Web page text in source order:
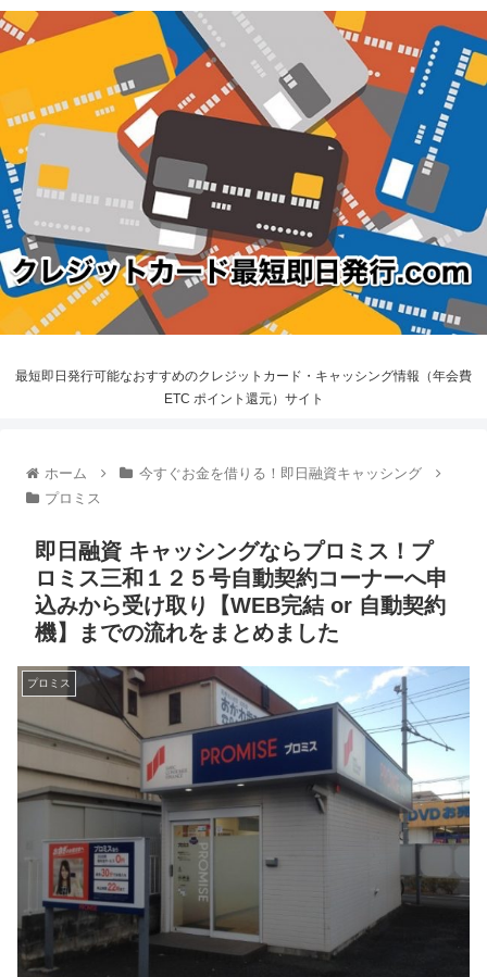
最短即日発行可能なおすすめのクレジットカード・キャッシング情報（年会費
ETC ポイント還元）サイト
ホーム
今すぐお金を借りる！即日融資キャッシング
プロミス
即日融資 キャッシングならプロミス！プ
ロミス三和１２５号自動契約コーナーへ申
込みから受け取り【WEB完結 or 自動契約
機】までの流れをまとめました
プロミス